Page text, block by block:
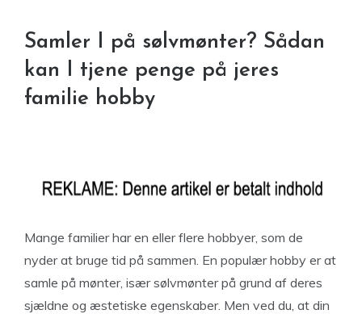
Samler I på sølvmønter? Sådan
kan I tjene penge på jeres
familie hobby
Mange familier har en eller flere hobbyer, som de
nyder at bruge tid på sammen. En populær hobby er at
samle på mønter, især sølvmønter på grund af deres
sjældne og æstetiske egenskaber. Men ved du, at din